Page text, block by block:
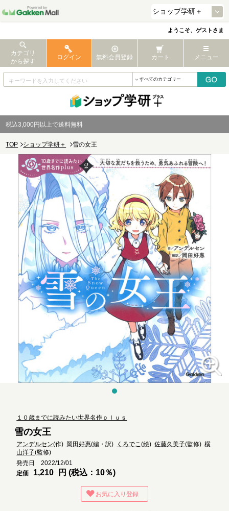
ようこそ、ゲストさま
カテゴリ
から探す
ログイン 無料会員登録 カート メニュー
税込3,000円以上で送料無料
TOP ショップ学研＋ 雪の女王
１０歳までに読みたい世界名作ｐｌｕｓ
雪の女王
アンデルセン(作) 岡田好惠(編・訳) くろでこ(絵)佐藤久美子(監修)横
山洋子(監修)
発売日 2022/12/01
定価
1,210 円 (税込：10％)
お気に入り登録